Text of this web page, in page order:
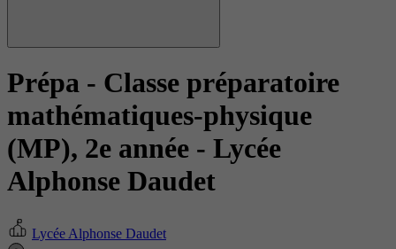
Prépa - Classe préparatoire
mathématiques-physique
(MP), 2e année - Lycée
Alphonse Daudet
Lycée Alphonse Daudet